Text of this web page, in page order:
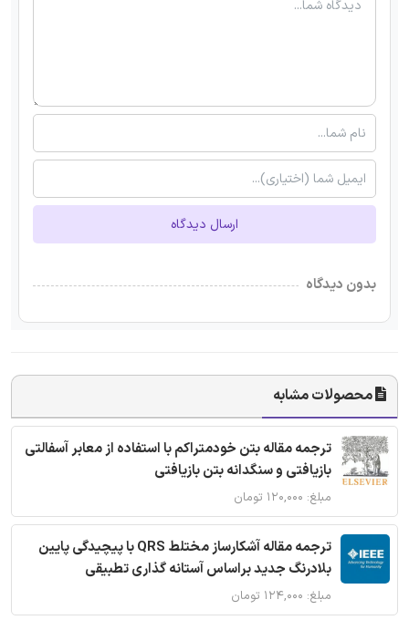
ارسال دیدگاه
بدون دیدگاه
محصولات مشابه
ترجمه مقاله بتن خودمتراکم با استفاده از معابر آسفالتی
بازیافتی و سنگدانه بتن بازیافتی
مبلغ: ۱۲۰,۰۰۰ تومان
ترجمه مقاله آشکارساز مختلط QRS با پیچیدگی پایین
بلادرنگ جدید براساس آستانه گذاری تطبیقی
مبلغ: ۱۲۴,۰۰۰ تومان